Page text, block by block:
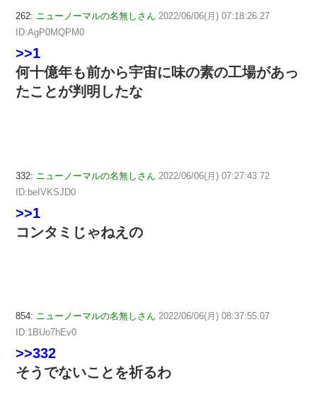
262: ニューノーマルの名無しさん 2022/06/06(月) 07:18:26.27
ID:AgP0MQPM0
>>1
何十億年も前から宇宙に味の素の工場があっ
たことが判明したな
332: ニューノーマルの名無しさん 2022/06/06(月) 07:27:43.72
ID:beIVKSJD0
>>1
コンタミじゃねえの
854: ニューノーマルの名無しさん 2022/06/06(月) 08:37:55.07
ID:1BUo7hEv0
>>332
そうでないことを祈るわ